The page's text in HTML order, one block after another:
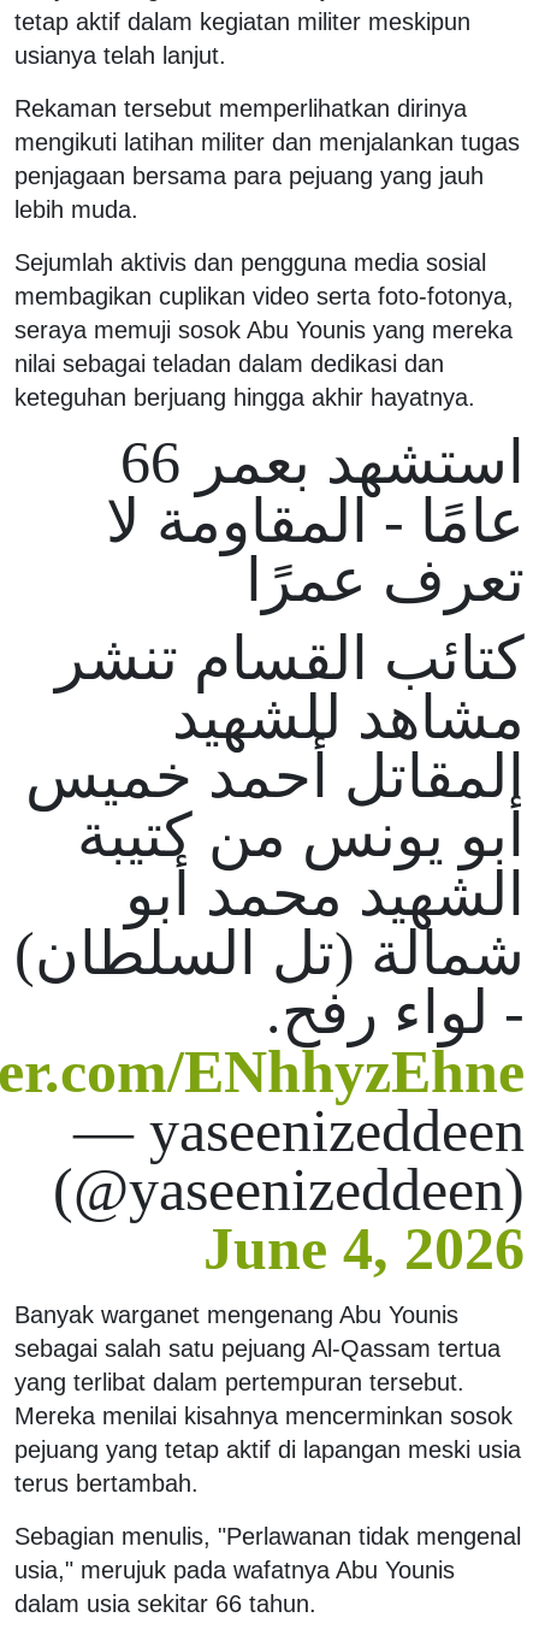
tetap aktif dalam kegiatan militer meskipun
usianya telah lanjut.
Rekaman tersebut memperlihatkan dirinya
mengikuti latihan militer dan menjalankan tugas
penjagaan bersama para pejuang yang jauh
lebih muda.
Sejumlah aktivis dan pengguna media sosial
membagikan cuplikan video serta foto-fotonya,
seraya memuji sosok Abu Younis yang mereka
nilai sebagai teladan dalam dedikasi dan
keteguhan berjuang hingga akhir hayatnya.
استشهد بعمر 66
عامًا - المقاومة لا
تعرف عمرًا
كتائب القسام تنشر
مشاهد للشهيد
المقاتل أحمد خميس
أبو يونس من كتيبة
الشهيد محمد أبو
شمالة (تل السلطان)
- لواء رفح.
ENhhyzEhne
— yaseenizeddeen
(@yaseenizeddeen)
June 4, 2026
Banyak warganet mengenang Abu Younis
sebagai salah satu pejuang Al-Qassam tertua
yang terlibat dalam pertempuran tersebut.
Mereka menilai kisahnya mencerminkan sosok
pejuang yang tetap aktif di lapangan meski usia
terus bertambah.
Sebagian menulis, "Perlawanan tidak mengenal
usia," merujuk pada wafatnya Abu Younis
dalam usia sekitar 66 tahun.